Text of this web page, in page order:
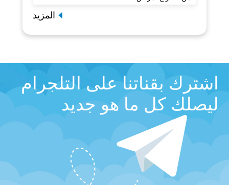
المزيد
اشترك بقناتنا على التلجرام
ليصلك كل ما هو جديد